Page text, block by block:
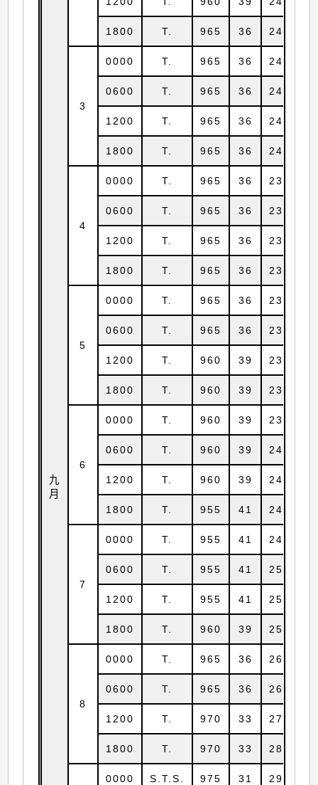
九
月
1800 T. 965 36 24.7
3
0000 T. 965 36 24.7
0600 T. 965 36 24.7
1200 T. 965 36 24.5
1800 T. 965 36 24.3
4
0000 T. 965 36 23.8
0600 T. 965 36 23.6
1200 T. 965 36 23.4
1800 T. 965 36 23.5
5
0000 T. 965 36 23.5
0600 T. 965 36 23.6
1200 T. 960 39 23.6
1800 T. 960 39 23.7
6
0000 T. 960 39 23.8
0600 T. 960 39 24.0
1200 T. 960 39 24.3
1800 T. 955 41 24.5
7
0000 T. 955 41 24.7
0600 T. 955 41 25.0
1200 T. 955 41 25.2
1800 T. 960 39 25.6
8
0000 T. 965 36 26.0
0600 T. 965 36 26.6
1200 T. 970 33 27.3
1800 T. 970 33 28.1
0000 S.T.S. 975 31 29.0